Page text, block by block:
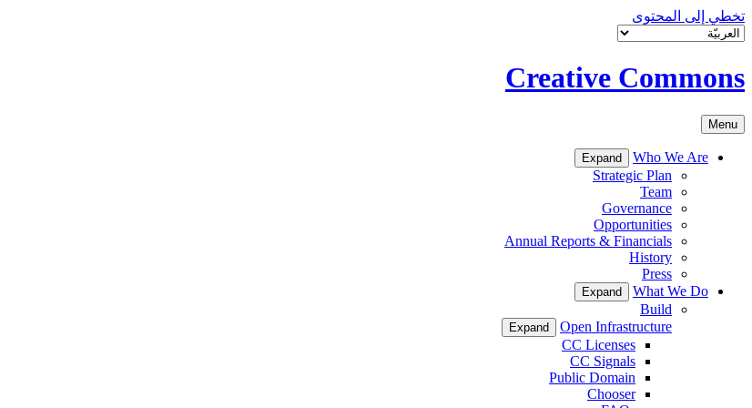
تخطي إلى المحتوى
Creative Commons
Menu
Who We Are
Expand
Strategic Plan
Team
Governance
Opportunities
Annual Reports & Financials
History
Press
What We Do
Expand
Build
Open Infrastructure
Expand
CC Licenses
CC Signals
Public Domain
Chooser